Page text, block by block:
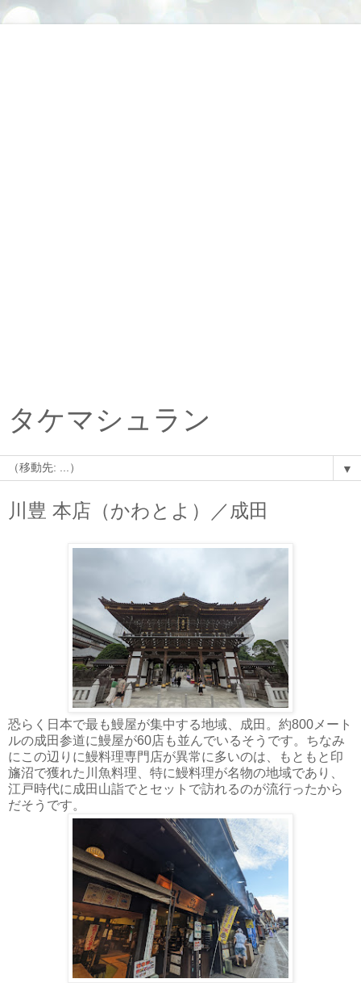
タケマシュラン
▼
川豊 本店（かわとよ）／成田
恐らく日本で最も鰻屋が集中する地域、成田。約800メート
ルの成田参道に鰻屋が60店も並んでいるそうです。ちなみ
にこの辺りに鰻料理専門店が異常に多いのは、もともと印
旛沼で獲れた川魚料理、特に鰻料理が名物の地域であり、
江戸時代に成田山詣でとセットで訪れるのが流行ったから
だそうです。